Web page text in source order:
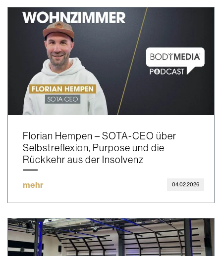
Florian Hempen – SOTA-CEO über
Selbstreflexion, Purpose und die
Rückkehr aus der Insolvenz
mehr 04.02.2026